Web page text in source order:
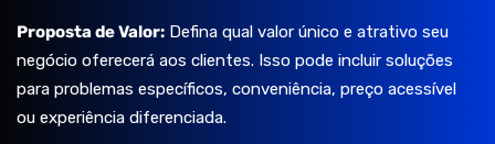
Proposta de Valor: Defina qual valor único e atrativo seu
negócio oferecerá aos clientes. Isso pode incluir soluções
para problemas específicos, conveniência, preço acessível
ou experiência diferenciada.